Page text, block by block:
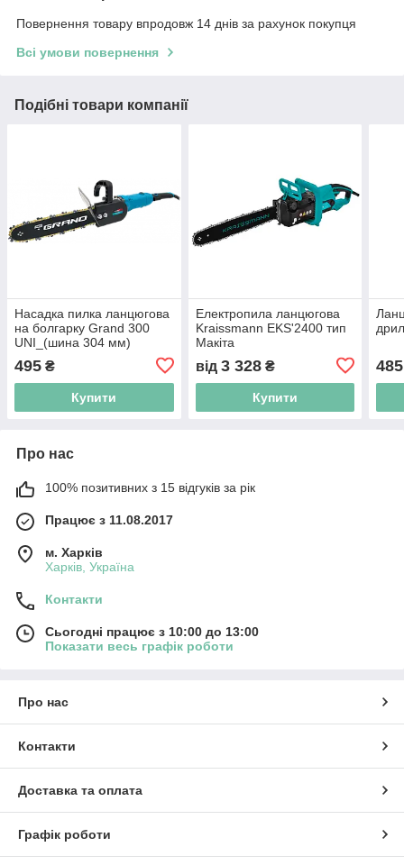
Повернення товару впродовж 14 днів за рахунок покупця
Всі умови повернення
Подібні товари компанії
Насадка пилка ланцюгова
на болгарку Grand 300
UNI_(шина 304 мм)
495 ₴
Купити
Електропила ланцюгова
Kraissmann EKS'2400 тип
Макіта
від 3 328₴
Купити
485
Про нас
100% позитивних з 15 відгуків за рік
Працює з 11.08.2017
м. Харків
Харків, Україна
Контакти
Сьогодні працює з 10:00 до 13:00
Показати весь графік роботи
Про нас
Контакти
Доставка та оплата
Графік роботи